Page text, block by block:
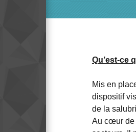
Qu’est-ce
Mis en
dispositif
de la
Au cœur de